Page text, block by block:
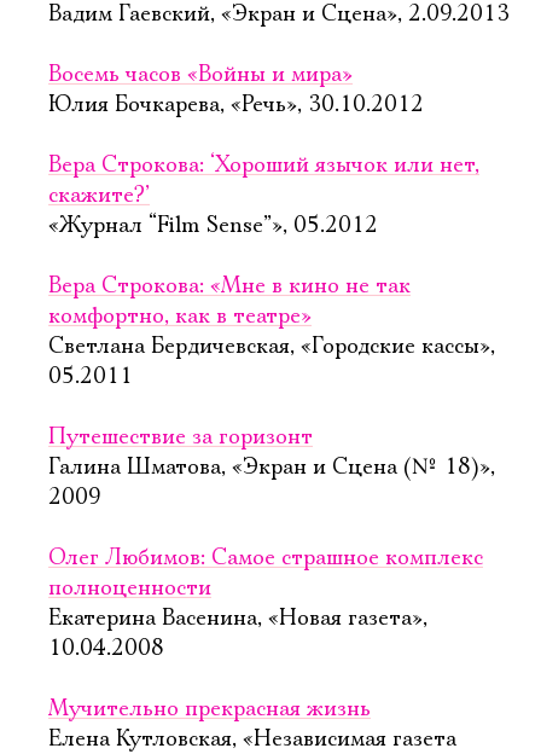
Вадим Гаевский, «Экран и Сцена», 2.09.2013
Восемь часов «Войны и мира»
Юлия Бочкарева, «Речь», 30.10.2012
Вера Строкова: ‘Хороший язычок или нет,
скажите?’
«Журнал “Film Sense”», 05.2012
Вера Строкова: «Мне в кино не так
комфортно, как в театре»
Светлана Бердичевская, «Городские кассы»,
05.2011
Путешествие за горизонт
Галина Шматова, «Экран и Сцена (№ 18)»,
2009
Олег Любимов: Самое страшное комплекс
полноценности
Екатерина Васенина, «Новая газета»,
10.04.2008
Мучительно прекрасная жизнь
Елена Кутловская, «Независимая газета 